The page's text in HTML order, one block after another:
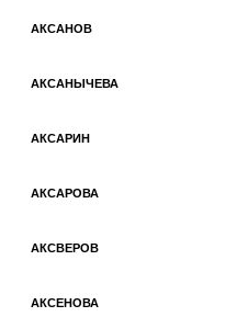
АКСАНОВ
АКСАНЫЧЕВА
АКСАРИН
АКСАРОВА
АКСВЕРОВ
АКСЕHОВА